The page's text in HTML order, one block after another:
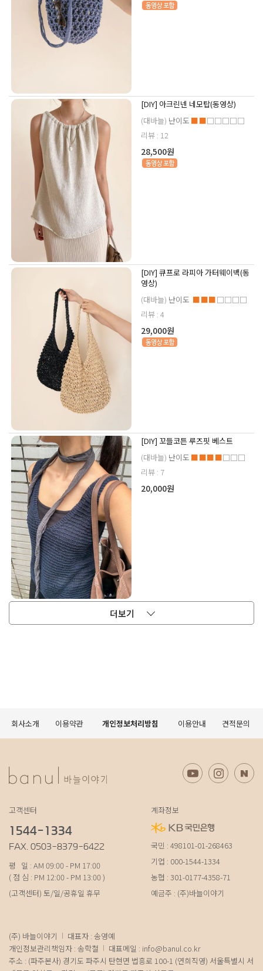
[DIY] 아크린넨 네모탑(동영상)
(대바늘) 난이도 ■■□□□□□
리뷰 : 12
28,500원
[DIY] 큐프로 라피아 가터웨이백(동
영상)
(대바늘) 난이도 ■■■□□□□
리뷰 : 4
29,000원
[DIY] 꼬들코튼 루즈핏 베스트
(대바늘) 난이도 ■■■■□□□
리뷰 : 7
20,000원
더보기
회사소개 이용약관 개인정보처리방침 이용안내 견적문의
고객센터
1544-1334
FAX. 0503-8379-6422
평 일 : AM 09:00 - PM 17:00
( 점 심 : PM 12:00 - PM 13:00 )
(고객센터) 토/일/공휴일 휴무
계좌정보
국민 : 498101-01-268463
기업 : 000-1544-1334
농협 : 301-0177-4358-71
예금주 : (주)바늘이야기
(주) 바늘이야기
대표자 : 송영예
개인정보관리책임자 : 송학철
대표메일 : info@banul.co.kr
주소 : (파주본사) 경기도 파주시 탄현면 법흥로 100-1 (연희직영) 서울특별시 서